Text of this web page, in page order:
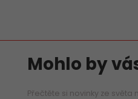
Mohlo by
Přečtěte si novinky ze